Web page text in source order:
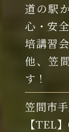
道の駅
心・安
培講習
他、笠
す！
笠間市
【TEL